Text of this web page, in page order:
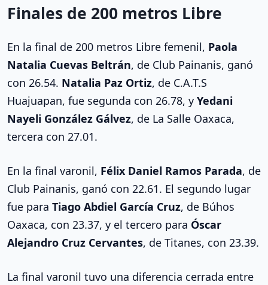
Finales de 200 metros Libre
En la final de 200 metros Libre femenil, Paola
Natalia Cuevas Beltrán, de Club Painanis, ganó
con 26.54. Natalia Paz Ortiz, de C.A.T.S
Huajuapan, fue segunda con 26.78, y Yedani
Nayeli González Gálvez, de La Salle Oaxaca,
tercera con 27.01.
En la final varonil, Félix Daniel Ramos Parada, de
Club Painanis, ganó con 22.61. El segundo lugar
fue para Tiago Abdiel García Cruz, de Búhos
Oaxaca, con 23.37, y el tercero para Óscar
Alejandro Cruz Cervantes, de Titanes, con 23.39.
La final varonil tuvo una diferencia cerrada entre